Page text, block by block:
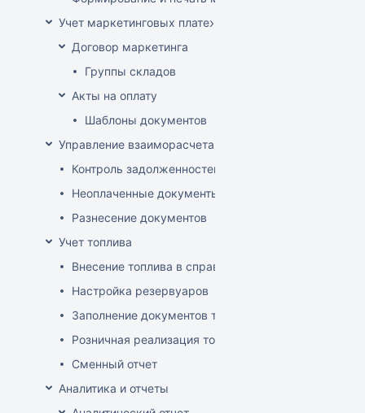
Учет маркетинговых платежей
Договор маркетинга
Группы складов
Акты на оплату
Шаблоны документов
Управление взаиморасчетами
Контроль задолженностей
Неоплаченные документы
Разнесение документов
Учет топлива
Внесение топлива в справочник товаров
Настройка резервуаров
Заполнение документов товародвижения
Розничная реализация топлива
Сменный отчет
Аналитика и отчеты